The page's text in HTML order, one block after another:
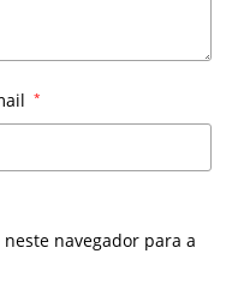
*
navegador para a